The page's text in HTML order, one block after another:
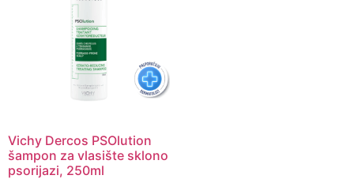
Vichy Dercos PSOlution
šampon za vlasište sklono
psorijazi, 250ml